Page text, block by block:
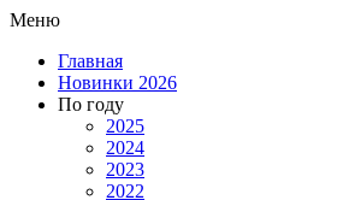
Меню
Главная
Новинки 2026
По году
2025
2024
2023
2022